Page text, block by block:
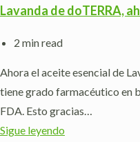
Lavanda de doTERRA,
2 min read
Ahora el aceite esencial de
tiene grado farmacéutico en
FDA. Esto gracias…
Sigue leyendo